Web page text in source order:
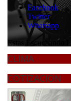
CLIMA
COTIZACION